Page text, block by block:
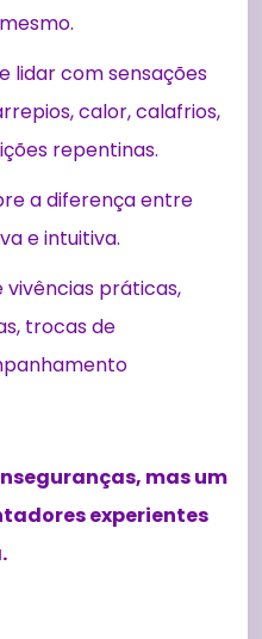
lidar com sensações
calor, calafrios,
repentinas.
a diferença entre
e intuitiva.
práticas,
trocas de
mas um
experientes